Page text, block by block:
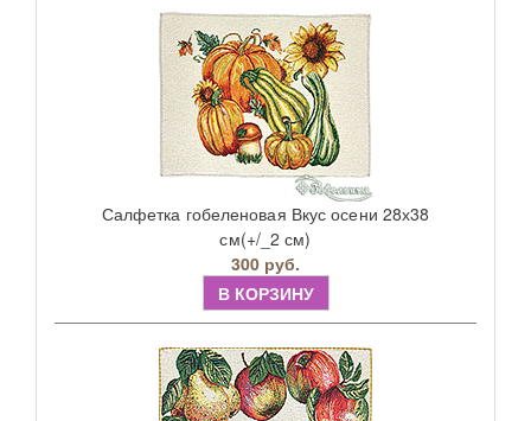
Салфетка гобеленовая Вкус осени 28х38
см(+/_2 см)
300 руб.
В КОРЗИНУ